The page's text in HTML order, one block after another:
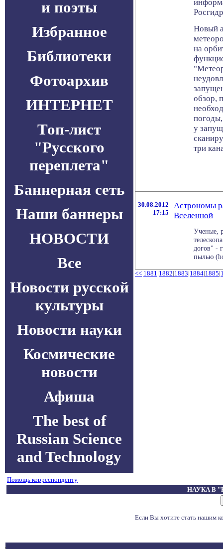
и поэты
Избранное
Библиотеки
Фотоархив
ИНТЕРНЕТ
Топ-лист
"Русского
переплета"
Баннерная сеть
Наши баннеры
НОВОСТИ
Все
Новости русской
культуры
Новости науки
Космические
новости
Афиша
The best of
Russian Science
and Technology
Новый
на
обзор,
у
три
30.08.2012
17:15
Астрономы
Вселенной
Ученые,
догов" -
пылью
<< 1881|1882|1883|1884|1885|
Помощь корреспонденту
НАУКА В
Если Вы хотите стать нашим